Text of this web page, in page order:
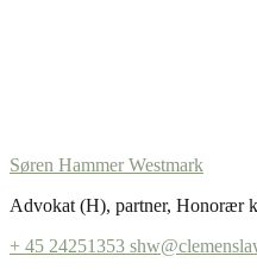
Søren Hammer Westmark
Advokat (H), partner, Honorær
+ 45 24251353